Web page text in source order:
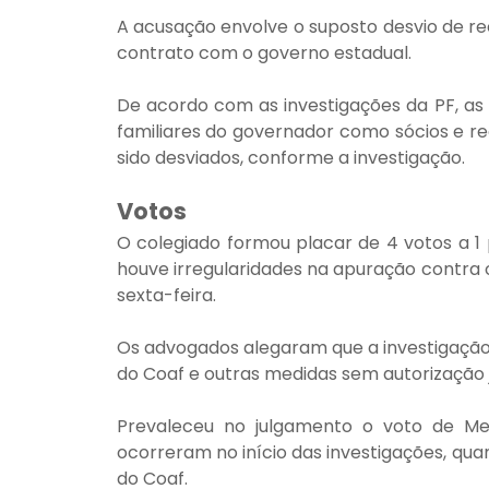
A acusação envolve o suposto desvio de
contrato com o governo estadual.
De acordo com as investigações da PF,
familiares do governador como sócios e
sido desviados, conforme a investigação.
Votos
O colegiado formou placar de 4 votos a
houve irregularidades na apuração
sexta-feira.
Os advogados alegaram que a
do Coaf e outras medidas sem autorização
Prevaleceu no julgamento o voto de
ocorreram no início das investigações,
do Coaf.